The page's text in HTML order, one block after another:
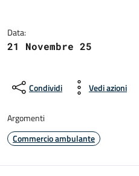
Data:
21 Novembre 25
Condividi Vedi azioni
Argomenti
Commercio ambulante